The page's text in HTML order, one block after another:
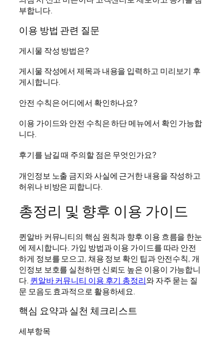
부합니다.
이용 방법 관련 질문
게시물 작성 방법은?
게시물 작성에서 제목과 내용을 입력하고 미리보기 후
게시합니다.
안전 수칙은 어디에서 확인하나요?
이용 가이드와 안전 수칙은 하단 메뉴에서 확인 가능합
니다.
후기를 남길 때 주의할 점은 무엇인가요?
개인정보 노출 금지와 사실에 근거한 내용을 작성하고
허위나 비방은 피합니다.
총정리 및 향후 이용 가이드
퀸알바 커뮤니티의 핵심 원칙과 향후 이용 흐름을 한눈
에 제시합니다. 가입 방법과 이용 가이드를 따라 안전
하게 정보를 모으고, 채용 정보 확인 팁과 안전수칙, 개
인정보 보호를 실천하면 신뢰도 높은 이용이 가능합니
다. 퀸알바 커뮤니티 이용 후기 총정리와 자주 묻는 질
문 모음도 효과적으로 활용하세요.
핵심 요약과 실천 체크리스트
세부항목